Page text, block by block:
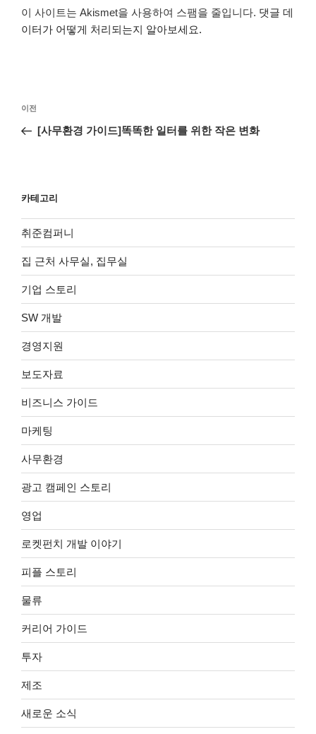
이 사이트는 Akismet을 사용하여 스팸을 줄입니다. 댓글 데
이터가 어떻게 처리되는지 알아보세요.
색
이
전
이전
[사무환경 가이드]똑똑한 일터를 위한 작은 변화
카테고리
취준컴퍼니
집 근처 사무실, 집무실
기업 스토리
SW 개발
경영지원
보도자료
비즈니스 가이드
마케팅
사무환경
광고 캠페인 스토리
영업
로켓펀치 개발 이야기
피플 스토리
물류
커리어 가이드
투자
제조
새로운 소식